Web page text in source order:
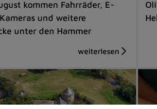
kommen Fahrräder, E-
und weitere
unter den Hammer